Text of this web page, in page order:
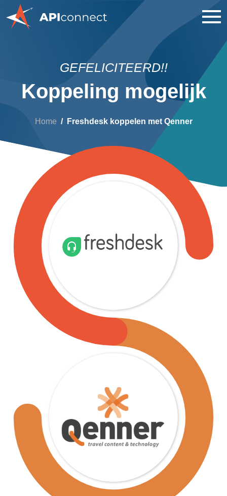
GEFELICITEERD!!
Koppeling mogelijk
Home Freshdesk koppelen met Qenner